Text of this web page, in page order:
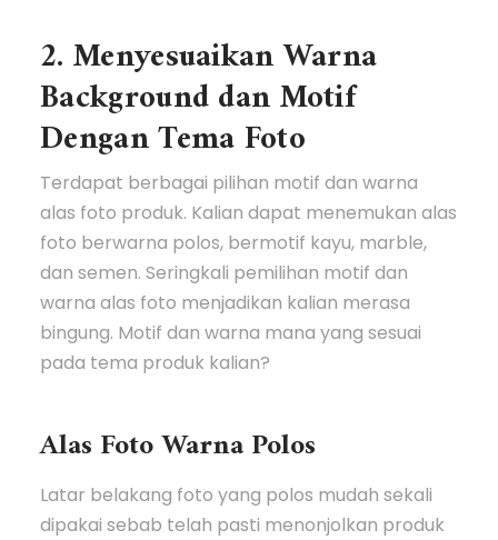
2. Menyesuaikan Warna
Background dan Motif
Dengan Tema Foto
Terdapat berbagai pilihan motif dan warna
alas foto produk. Kalian dapat menemukan alas
foto berwarna polos, bermotif kayu, marble,
dan semen. Seringkali pemilihan motif dan
warna alas foto menjadikan kalian merasa
bingung. Motif dan warna mana yang sesuai
pada tema produk kalian?
Alas Foto Warna Polos
Latar belakang foto yang polos mudah sekali
dipakai sebab telah pasti menonjolkan produk